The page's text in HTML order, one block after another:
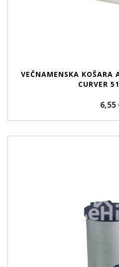
VEČNAMENSKA KOŠARA
CURVER
6,55